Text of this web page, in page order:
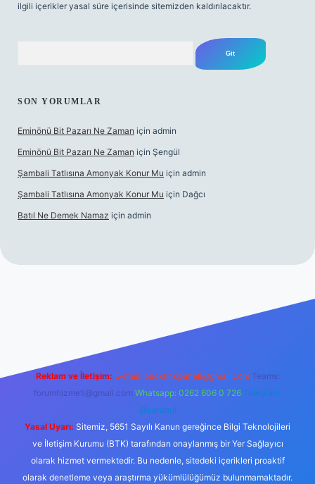
ilgili içerikler yasal süre içerisinde sitemizden kaldırılacaktır.
SON YORUMLAR
Eminönü Bit Pazarı Ne Zaman için admin
Eminönü Bit Pazarı Ne Zaman için Şengül
Şambali Tatlısına Amonyak Konur Mu için admin
Şambali Tatlısına Amonyak Konur Mu için Dağcı
Batıl Ne Demek Namaz için admin
Reklam ve İletişim: E-mail: backlinkpaneli@gmail.com Teams:
forumhizmeti@gmail.com Whatsapp: 0262 606 0 726 Telegram:
@karabul
Yasal Uyarı: Sitemiz, 5651 Sayılı Kanun gereğince Bilgi Teknolojileri
ve İletişim Kurumu (BTK) tarafından onaylanmış bir Yer Sağlayıcı
olarak hizmet vermektedir. Bu nedenle, sitedeki içerikleri proaktif
olarak denetleme veya araştırma yükümlülüğümüz bulunmamaktadır.